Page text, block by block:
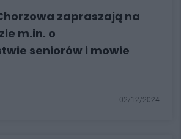
zapraszają na
m.in. o
seniorów i mowie
02/12/2024